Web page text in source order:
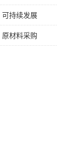
可持续发展
原材料采购